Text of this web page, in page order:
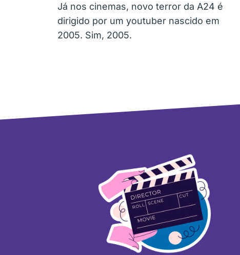
Já nos cinemas, novo terror da A24 é
dirigido por um youtuber nascido em
2005. Sim, 2005.